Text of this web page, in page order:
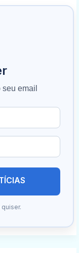
email